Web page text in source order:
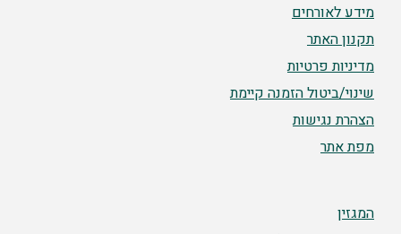
מידע לאורחים
תקנון האתר
מדיניות פרטיות
שינוי/ביטול הזמנה קיימת
הצהרת נגישות
מפת אתר
המגזין